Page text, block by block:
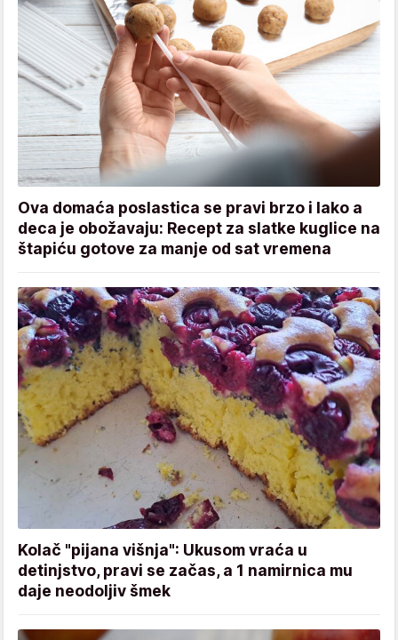
Ova domaća poslastica se pravi brzo i lako a
deca je obožavaju: Recept za slatke kuglice na
štapiću gotove za manje od sat vremena
Kolač "pijana višnja": Ukusom vraća u
detinjstvo, pravi se začas, a 1 namirnica mu
daje neodoljiv šmek